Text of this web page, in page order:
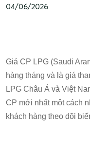
04/06/2026
Giá CP LPG (Saudi
hàng tháng và là giá
LPG Châu Á và Việt
CP mới nhất một cách
khách hàng theo dõi